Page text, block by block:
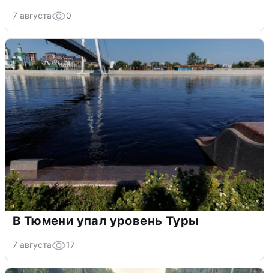
7 августа 0
В Тюмени упал уровень Туры
7 августа 17